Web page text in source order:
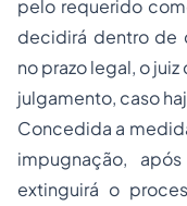
pelo requerido
decidirá dentro de
no prazo legal, o
julgamento, caso
Concedida a
impugnação,
extinguirá o